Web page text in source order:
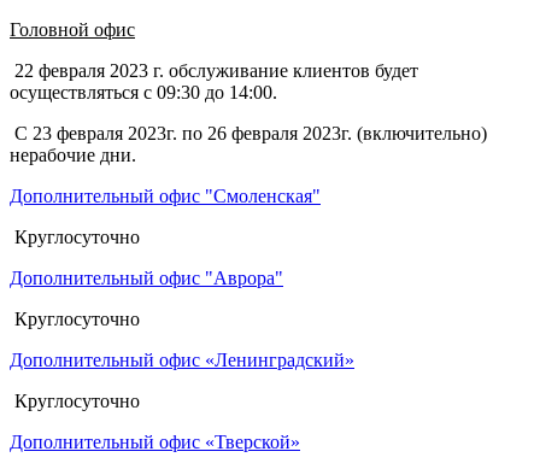
Головной офис
22 февраля 2023 г. обслуживание клиентов будет
осуществляться с 09:30 до 14:00.
С 23 февраля 2023г. по 26 февраля 2023г. (включительно)
нерабочие дни.
Дополнительный офис "Смоленская"
Круглосуточно
Дополнительный офис "Аврора"
Круглосуточно
Дополнительный офис «Ленинградский»
Круглосуточно
Дополнительный офис «Тверской»